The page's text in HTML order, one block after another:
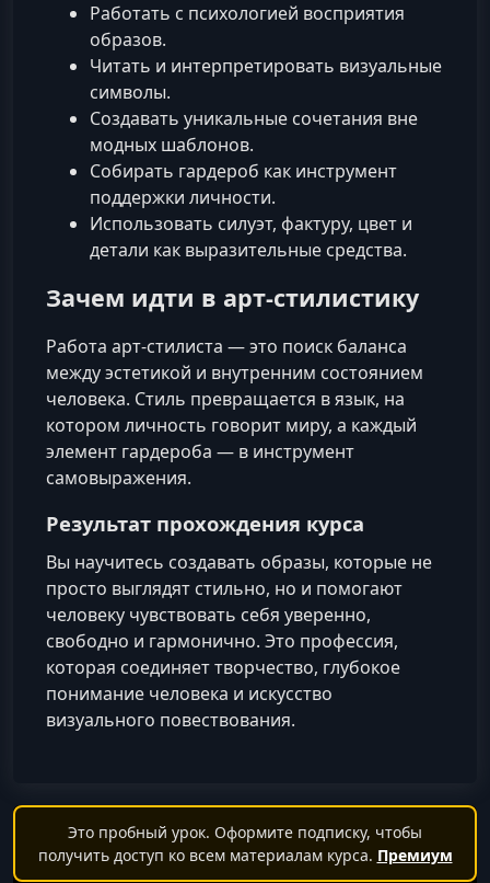
Работать с психологией восприятия
образов.
Читать и интерпретировать визуальные
символы.
Создавать уникальные сочетания вне
модных шаблонов.
Собирать гардероб как инструмент
поддержки личности.
Использовать силуэт, фактуру, цвет и
детали как выразительные средства.
Зачем идти в арт-стилистику
Работа арт-стилиста — это поиск баланса
между эстетикой и внутренним состоянием
человека. Стиль превращается в язык, на
котором личность говорит миру, а каждый
элемент гардероба — в инструмент
самовыражения.
Результат прохождения курса
Вы научитесь создавать образы, которые не
просто выглядят стильно, но и помогают
человеку чувствовать себя уверенно,
свободно и гармонично. Это профессия,
которая соединяет творчество, глубокое
понимание человека и искусство
визуального повествования.
Это пробный урок. Оформите подписку, чтобы
получить доступ ко всем материалам курса. Премиум